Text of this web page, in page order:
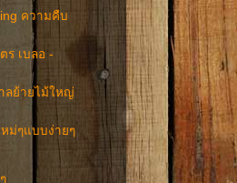
ความคืบ
ร เบลอ -
ลย้ายไม้ใหญ่
ม่ๆแบบง่ายๆ